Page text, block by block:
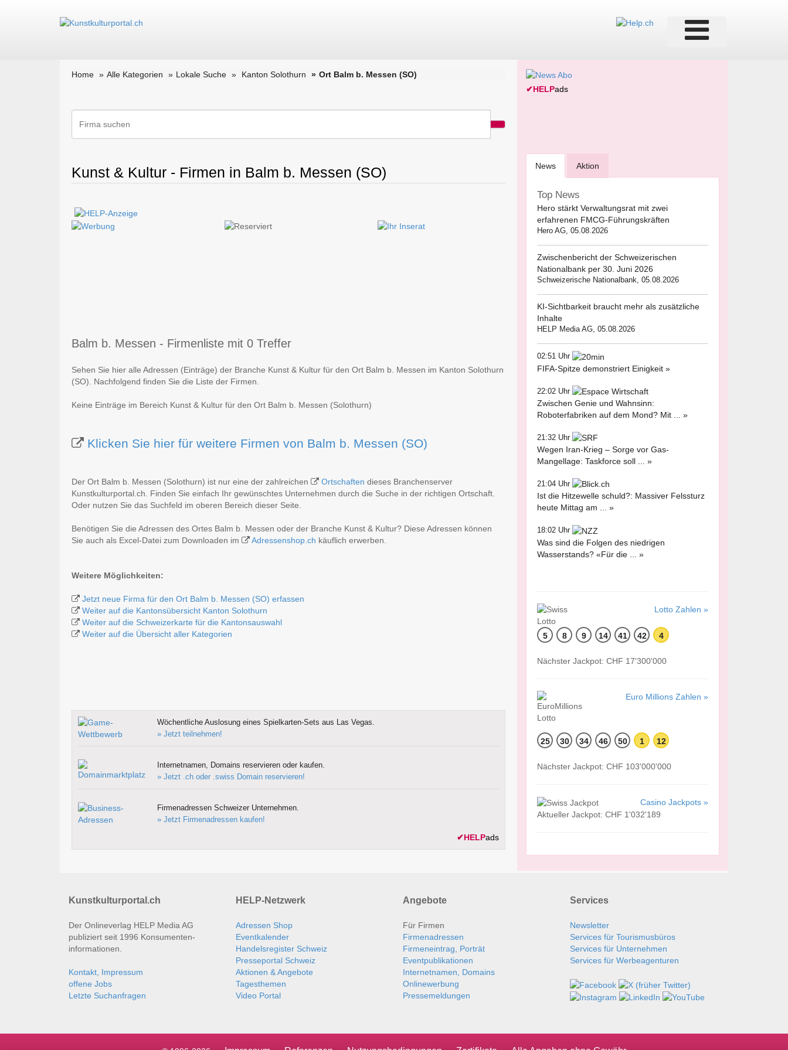
Home Alle Kategorien Lokale Suche Kanton Solothurn Ort Balm b. Messen (SO)
Kunst & Kultur - Firmen in Balm b. Messen (SO)
Balm b. Messen - Firmenliste mit 0 Treffer
Sehen Sie hier alle Adressen (Einträge) der Branche Kunst & Kultur für den Ort Balm b. Messen im Kanton Solothurn
(SO). Nachfolgend finden Sie die Liste der Firmen.
Keine Einträge im Bereich Kunst & Kultur für den Ort Balm b. Messen (Solothurn)
Klicken Sie hier für weitere Firmen von Balm b. Messen (SO)
Der Ort Balm b. Messen (Solothurn) ist nur eine der zahlreichen Ortschaften dieses Branchenserver
Kunstkulturportal.ch. Finden Sie einfach Ihr gewünschtes Unternehmen durch die Suche in der richtigen Ortschaft.
Oder nutzen Sie das Suchfeld im oberen Bereich dieser Seite.
Benötigen Sie die Adressen des Ortes Balm b. Messen oder der Branche Kunst & Kultur? Diese Adressen können
Sie auch als Excel-Datei zum Downloaden im
Adressenshop.ch käuflich erwerben.
Weitere Möglichkeiten:
Jetzt neue Firma für den Ort Balm b. Messen (SO) erfassen
Weiter auf die Kantonsübersicht Kanton Solothurn
Weiter auf die Schweizerkarte für die Kantonsauswahl
Weiter auf die Übersicht aller Kategorien
Wöchentliche Auslosung eines Spielkarten-Sets aus Las Vegas.
» Jetzt teilnehmen!
Internetnamen, Domains reservieren oder kaufen.
» Jetzt .ch oder .swiss Domain reservieren!
Firmenadressen Schweizer Unternehmen.
» Jetzt Firmenadressen kaufen!
✔HELPads
✔HELPads
News Aktion
Top News
Hero stärkt Verwaltungsrat mit zwei
erfahrenen FMCG-Führungskräften
Hero AG, 05.08.2026
Zwischenbericht der Schweizerischen
Nationalbank per 30. Juni 2026
Schweizerische Nationalbank, 05.08.2026
KI-Sichtbarkeit braucht mehr als zusätzliche
Inhalte
HELP Media AG, 05.08.2026
02:51 Uhr
FIFA-Spitze demonstriert Einigkeit »
22:02 Uhr
Zwischen Genie und Wahnsinn:
Roboterfabriken auf dem Mond? Mit ... »
21:32 Uhr
Wegen Iran-Krieg – Sorge vor Gas-
Mangellage: Taskforce soll ... »
21:04 Uhr
Ist die Hitzewelle schuld?: Massiver Felssturz
heute Mittag am ... »
18:02 Uhr
Was sind die Folgen des niedrigen
Wasserstands? «Für die ... »
Lotto Zahlen »
5 8 9 14 41 42 4
Nächster Jackpot: CHF 17'300'000
Euro Millions Zahlen »
25 30 34 46 50 1 12
Nächster Jackpot: CHF 103'000'000
Casino Jackpots »
Aktueller Jackpot: CHF 1'032'189
Kunstkulturportal.ch
Der Onlineverlag HELP Media AG
publiziert seit 1996 Konsumenten­
informationen.
Kontakt, Impressum
offene Jobs
Letzte Suchanfragen
HELP-Netzwerk
Adressen Shop
Eventkalender
Handelsregister Schweiz
Presseportal Schweiz
Aktionen & Angebote
Tagesthemen
Video Portal
Angebote
Für Firmen
Firmenadressen
Firmeneintrag, Porträt
Eventpublikationen
Internetnamen, Domains
Onlinewerbung
Pressemeldungen
Services
Newsletter
Services für Tourismusbüros
Services für Unternehmen
Services für Werbeagenturen